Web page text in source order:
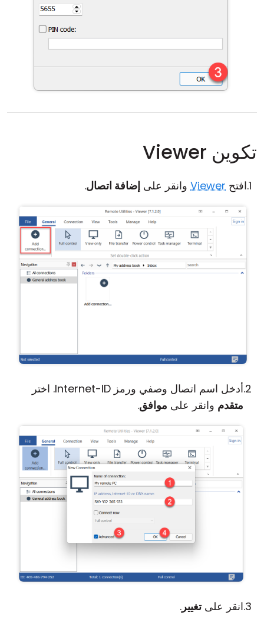
تكوين Viewer
افتح Viewer وانقر على إضافة اتصال.
أدخل اسم اتصال وصفي ورمز Internet-ID. اختر
متقدم وانقر على موافق.
انقر علىتغيير.